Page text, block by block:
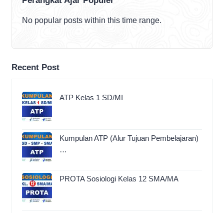
No popular posts within this time range.
Recent Post
ATP Kelas 1 SD/MI
Kumpulan ATP (Alur Tujuan Pembelajaran)
…
PROTA Sosiologi Kelas 12 SMA/MA